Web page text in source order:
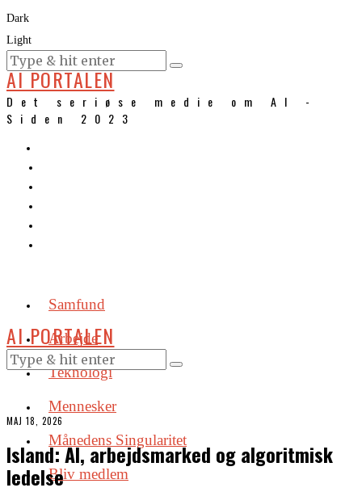
Dark
Light
KURSER
AI PORTALEN
Det seriøse medie om AI -
Siden 2023
Samfund
Arbejde
Teknologi
Mennesker
Månedens Singularitet
Bliv medlem
AI PORTALEN
MAJ 18, 2026
Island: AI, arbejdsmarked og algoritmisk
ledelse